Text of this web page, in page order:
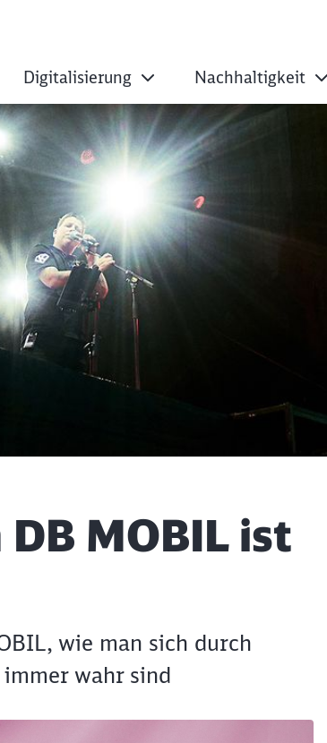
MOBIL ist da!
Digitalisierung Nachhaltigkeit
MOBIL ist
wie man sich durch
wahr sind